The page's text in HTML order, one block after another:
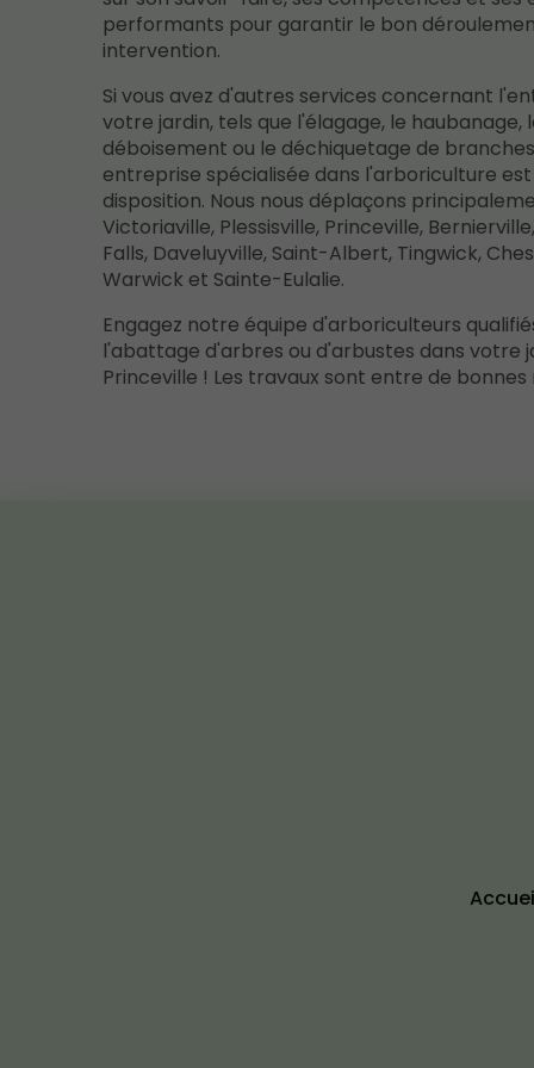
performants pour garantir le bon
intervention.
Si vous avez d'autres services concernant
votre jardin, tels que l'élagage, le haubanage,
déboisement ou le déchiquetage de
entreprise spécialisée dans l'arboriculture
disposition. Nous nous déplaçons
Victoriaville, Plessisville, Princeville,
Falls, Daveluyville, Saint-Albert, Tingwick,
Warwick et Sainte-Eulalie.
Engagez notre équipe d'arboriculteurs
l'abattage d'arbres ou d'arbustes dans votre
Princeville ! Les travaux sont entre de bonnes